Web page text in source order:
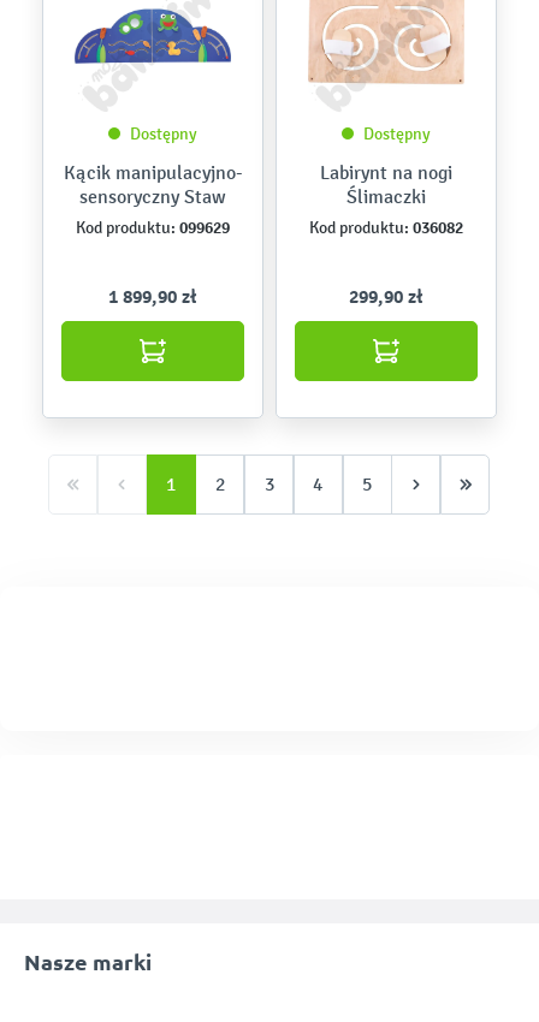
Dostępny
Kącik manipulacyjno-
sensoryczny Staw
Kod produktu: 099629
1 899,90 zł
Dostępny
Labirynt na nogi
Ślimaczki
Kod produktu: 036082
299,90 zł
1 2 3 4 5
Nasze marki